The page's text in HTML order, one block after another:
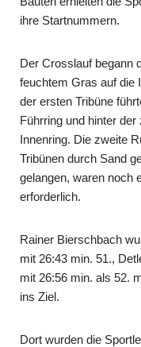
ihre Startnummern.
Der Crosslauf begann
feuchtem Gras auf die
der ersten Tribüne
Führring und hinter
Innenring. Die zweite
Tribünen durch Sand
gelangen, waren noch
erforderlich.
Rainer Bierschbach
mit 26:43 min. 51.,
mit 26:56 min. als 52.
ins Ziel.
Dort wurden die